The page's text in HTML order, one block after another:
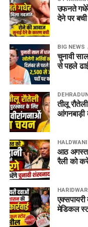
उफनते
देने पर
BIG NEWS
चुनावी
से पहले
तीलू
आंगनबाड़ी
HALDWANI
आठ अगस्त
रैली को
HARIDWAR
एक्सपायरी
मेडिकल